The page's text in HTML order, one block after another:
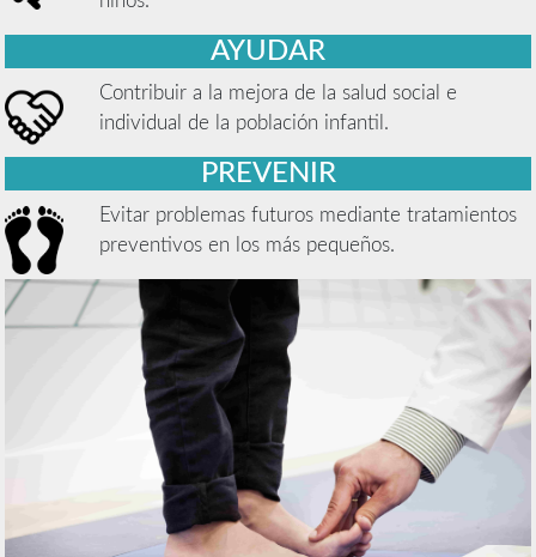
AYUDAR
Contribuir a la mejora de la salud social e
individual de la población infantil.
PREVENIR
Evitar problemas futuros mediante tratamientos
preventivos en los más pequeños.